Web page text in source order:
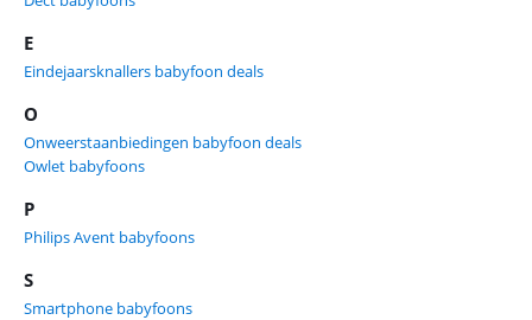
E
Eindejaarsknallers babyfoon deals
O
Onweerstaanbiedingen babyfoon deals
Owlet babyfoons
P
Philips Avent babyfoons
S
Smartphone babyfoons